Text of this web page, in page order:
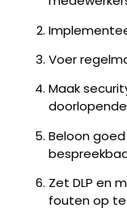
Voer
Maak
Beloon
Zet DLP en
fouten op te